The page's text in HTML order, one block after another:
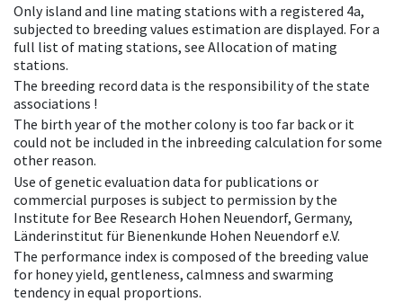
Only island and line mating stations with a registered 4a,
subjected to breeding values estimation are displayed. For a
full list of mating stations, see Allocation of mating
stations.
The breeding record data is the responsibility of the state
associations !
The birth year of the mother colony is too far back or it
could not be included in the inbreeding calculation for some
other reason.
Use of genetic evaluation data for publications or
commercial purposes is subject to permission by the
Institute for Bee Research Hohen Neuendorf, Germany,
Länderinstitut für Bienenkunde Hohen Neuendorf e.V.
The performance index is composed of the breeding value
for honey yield, gentleness, calmness and swarming
tendency in equal proportions.